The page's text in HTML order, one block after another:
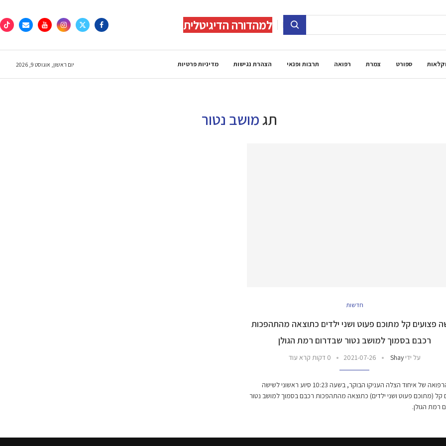
למהדורה הדיגיטלית
ספורט צמרת רפואה תרבות ופנאי הצהרת נגישות מדיניות פרטיות יום ראשון, אוגוסט 9, 2026
תגמושב נטור
חדשות
פצועים קל מתוכם פעוט ושני ילדים כתוצאה מהתהפכות
רכבם בסמוך למושב נטור שבדרום רמת הגולן
על ידיShay
2021-07-26 0 דקות קרא עוד
צוותי הרפואה של איחוד הצלה העניקו הבוקר, בשעה 10:23 סיוע ראשוני לשישה
קל (מתוכם פעוט ושני ילדים) כתוצאה מהתהפכות רכבם בסמוך למושב נטור
רמת הגולן.